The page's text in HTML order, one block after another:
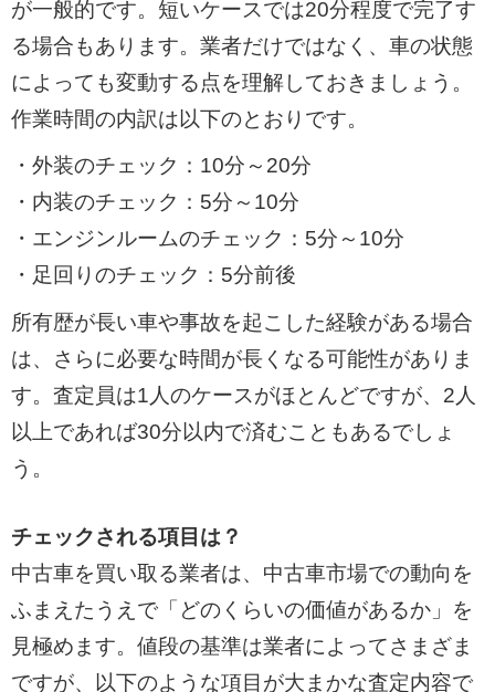
が一般的です。短いケースでは20分程度で完了す
る場合もあります。業者だけではなく、車の状態
によっても変動する点を理解しておきましょう。
作業時間の内訳は以下のとおりです。
・外装のチェック：10分～20分
・内装のチェック：5分～10分
・エンジンルームのチェック：5分～10分
・足回りのチェック：5分前後
所有歴が長い車や事故を起こした経験がある場合
は、さらに必要な時間が長くなる可能性がありま
す。査定員は1人のケースがほとんどですが、2人
以上であれば30分以内で済むこともあるでしょ
う。
チェックされる項目は？
中古車を買い取る業者は、中古車市場での動向を
ふまえたうえで「どのくらいの価値があるか」を
見極めます。値段の基準は業者によってさまざま
ですが、以下のような項目が大まかな査定内容で